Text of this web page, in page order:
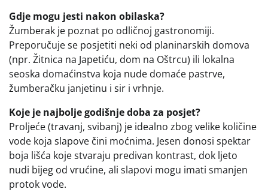
Gdje mogu jesti nakon obilaska?
Žumberak je poznat po odličnoj gastronomiji.
Preporučuje se posjetiti neki od planinarskih domova
(npr. Žitnica na Japetiću, dom na Oštrcu) ili lokalna
seoska domaćinstva koja nude domaće pastrve,
žumberačku janjetinu i sir i vrhnje.
Koje je najbolje godišnje doba za posjet?
Proljeće (travanj, svibanj) je idealno zbog velike količine
vode koja slapove čini moćnima. Jesen donosi spektar
boja lišća koje stvaraju predivan kontrast, dok ljeto
nudi bijeg od vrućine, ali slapovi mogu imati smanjen
protok vode.